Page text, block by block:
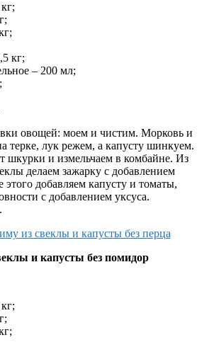
кг;
– 200 мл;
овощей: моем и чистим. Морковь и
терке, лук режем, а капусту шинкуем.
шкурки и измельчаем в комбайне. Из
делаем зажарку с добавлением
этого добавляем капусту и томаты,
с добавлением уксуса.
и капусты без помидор